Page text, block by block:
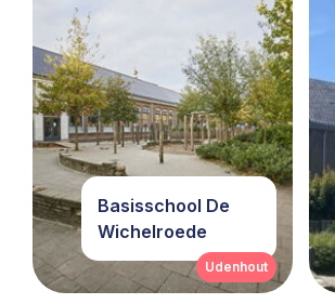
Basisschool De
Wichelroede
Udenhout